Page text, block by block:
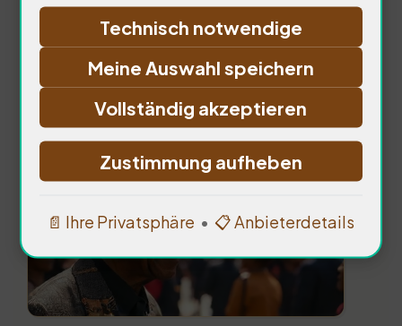
Einfluss der Kultur auf die
Politik
Technisch notwendige
Meine Auswahl speichern
Vollständig akzeptieren
Zustimmung aufheben
📄 Ihre Privatsphäre • 📋 Anbieterdetails